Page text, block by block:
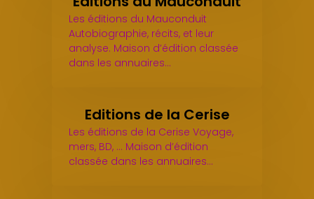
Les éditions du Mauconduit
Autobiographie, récits, et leur
analyse. Maison d’édition classée
dans les annuaires…
Editions de la Cerise
Les éditions de la Cerise Voyage,
mers, BD, ... Maison d’édition
classée dans les annuaires…